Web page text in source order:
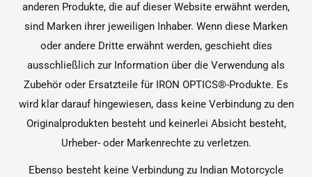
anderen Produkte, die auf dieser Website erwähnt werden,
sind Marken ihrer jeweiligen Inhaber. Wenn diese Marken
oder andere Dritte erwähnt werden, geschieht dies
ausschließlich zur Information über die Verwendung als
Zubehör oder Ersatzteile für IRON OPTICS®-Produkte. Es
wird klar darauf hingewiesen, dass keine Verbindung zu den
Originalprodukten besteht und keinerlei Absicht besteht,
Urheber- oder Markenrechte zu verletzen.
Ebenso besteht keine Verbindung zu Indian Motorcycle